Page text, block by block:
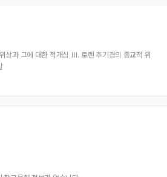
상과 그에 대한 적개심 Ⅲ. 로렌 추기경의 종교적 위